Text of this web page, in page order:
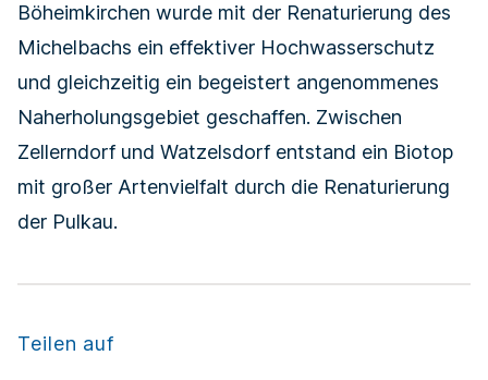
Böheimkirchen wurde mit der Renaturierung des
Michelbachs ein effektiver Hochwasserschutz
und gleichzeitig ein begeistert angenommenes
Naherholungsgebiet geschaffen. Zwischen
Zellerndorf und Watzelsdorf entstand ein Biotop
mit großer Artenvielfalt durch die Renaturierung
der Pulkau.
Teilen auf